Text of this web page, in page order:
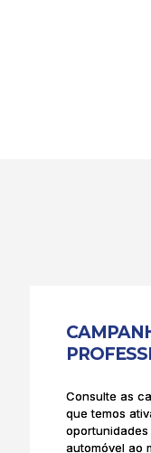
Consulte as
que temos
automóvel ao